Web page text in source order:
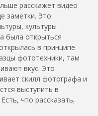
расскажет видео
заметки. Это
культуры
была открыться
в принципе.
фототехники, там
вкус. Это
скилл фотографа и
выступить в
что рассказать,